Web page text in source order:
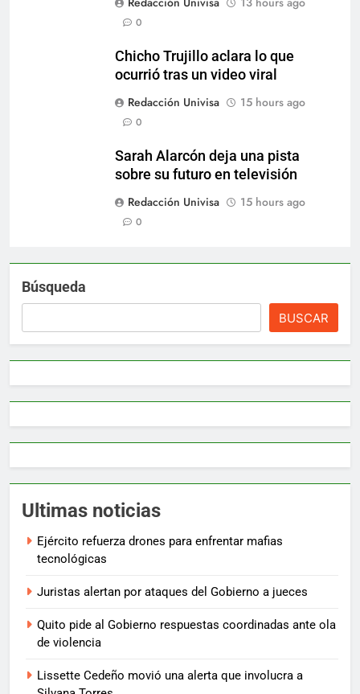
0
Chicho Trujillo aclara lo que
ocurrió tras un video viral
Redacción Univisa
15 hours ago
0
Sarah Alarcón deja una pista
sobre su futuro en televisión
Redacción Univisa
15 hours ago
0
Búsqueda
BUSCAR
Ultimas noticias
Ejército refuerza drones para enfrentar mafias
tecnológicas
Juristas alertan por ataques del Gobierno a jueces
Quito pide al Gobierno respuestas coordinadas ante ola
de violencia
Lissette Cedeño movió una alerta que involucra a